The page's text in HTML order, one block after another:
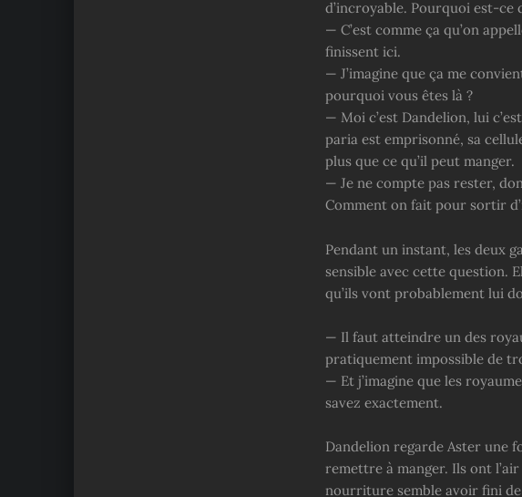
d’incroyable. Pourquoi est-ce
— C’est comme ça qu’on
finissent ici.
— J’imagine que ça me
pourquoi vous êtes là ?
— Moi c’est Dandelion, lui
paria est emprisonné, sa
plus que ce qu’il peut manger.
— Je ne compte pas rester,
Comment on fait pour sortir
Pendant un instant, les deux
sensible avec cette question.
qu’ils vont probablement lui
— Il faut atteindre un des
pratiquement impossible de
— Et j’imagine que les
savez exactement.
Dandelion regarde Aster une
remettre à manger. Ils ont
nourriture semble avoir fini de